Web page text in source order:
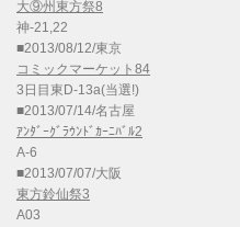
大⑨州東方祭8
神-21,22
■2013/08/12/東京
コミックマーケット84
3日目東D-13a(当選!)
■2013/07/14/名古屋
ｱﾝﾀﾞｰｸﾞﾗｳﾝﾄﾞｶｰﾆﾊﾞﾙ2
A-6
■2013/07/07/大阪
東方鈴仙祭3
A03